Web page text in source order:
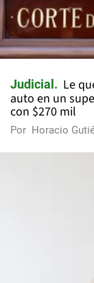
Judicial
Le
auto en un
con $270 mil
Por Horacio